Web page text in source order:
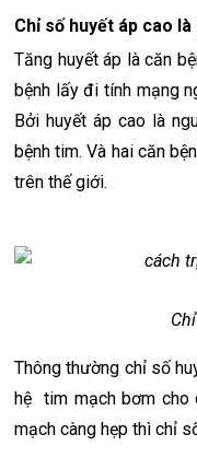
Chỉ số huyết áp cao là
Tăng huyết áp là căn
bệnh lấy đi tính mạng
Bởi huyết áp cao là
bệnh tim. Và hai căn
trên thế giới.
Thông thường chỉ số
hệ tim mạch bơm cho
mạch càng hẹp thì chỉ